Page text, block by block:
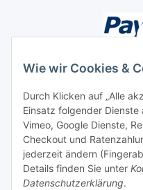
Wie wir Cookies &
Durch Klicken auf „Alle
Einsatz folgender Dienste
Vimeo, Google Dienste,
Checkout und
jederzeit ändern
Details finden Sie unter
Datenschutzerklärung.
Unsere Seiten
Social Media